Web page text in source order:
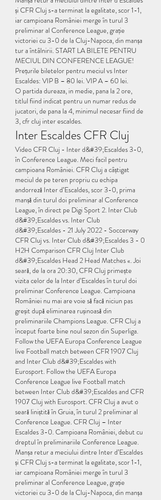
și CFR Cluj s-a terminat la egalitate, scor 1-1,
iar campioana României merge în turul 3
preliminar al Conference League, grație
victoriei cu 3-0 de la Cluj-Napoca, din manșa
tur a întâlnirii. START LA BILETE PENTRU
MECIUL DIN CONFERENCE LEAGUE!
Prețurile biletelor pentru meciul vs Inter
Escaldes: VIP B – 80 lei. VIP A – 60 lei.
O partida dureaza, in medie, pana la 2 ore,
titlul fiind indicat pentru un numar redus de
jucatori, de pana la 4, minimul necesar fiind de
3, cfr cluj inter escaldes.
Inter Escaldes CFR Cluj
Video CFR Cluj - Inter d&#39;Escaldes 3-0,
în Conference League. Meci facil pentru
campioana României. CFR Cluj a câștigat
meciul de pe teren propriu cu echipa
andorreză Inter d’Escaldes, scor 3-0, prima
manșă din turul doi preliminar al Conference
League, în direct pe Digi Sport 2. Inter Club
d&#39;Escaldes vs. Inter Club
d&#39;Escaldes - 21 July 2022 - Soccerway
CFR Cluj vs. Inter Club d&#39;Escaldes 3 - 0
H2H Comparison CFR Cluj Inter Club
d&#39;Escaldes Head 2 Head Matches «. Joi
seară, de la ora 20:30, CFR Cluj primește
vizita celor de la Inter d’Escaldes în turul doi
preliminar Conference League. Campioana
României nu mai are voie să facă niciun pas
greșit după eliminarea rușinoasă din
preliminariile Champions League. CFR Cluj a
început foarte bine noul sezon din Superliga.
Follow the UEFA Europa Conference League
live Football match between CFR 1907 Cluj
and Inter Club d&#39;Escaldes with
Eurosport. Follow the UEFA Europa
Conference League live Football match
between Inter Club d&#39;Escaldes and CFR
1907 Cluj with Eurosport. CFR Cluj a avut o
seară liniștită în Gruia, în turul 2 preliminar al
Conference League. CFR Cluj – Inter
Escaldes 3-0. Campioana României, debut cu
dreptul în preliminariile Conference League.
Manșa retur a meciului dintre Inter d’Escaldes
și CFR Cluj s-a terminat la egalitate, scor 1-1,
iar campioana României merge în turul 3
preliminar al Conference League, grație
victoriei cu 3-0 de la Cluj-Napoca, din manșa